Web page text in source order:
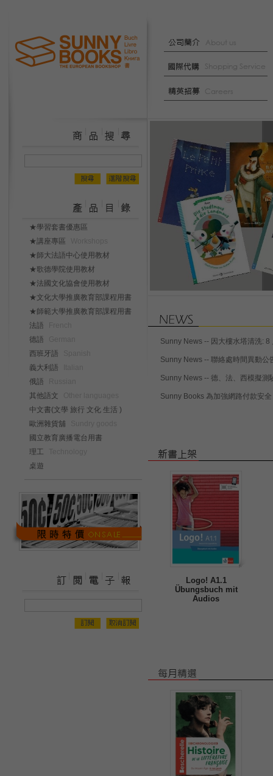
★學習套書優惠區
★講座專區
★師大法語中心使用教材
★歌德學院使用教材
★法國文化協會使用教材
★文化大學推廣教育部課程用書
★師範大學推廣教育部課程用書
法語
德語
西班牙語
義大利語
俄語
其他語文
中文書(文學 旅行 文化 生活 )
歐洲雜貨舖
國立教育廣播電台用書
理工
桌遊
Sunny News -- 因大樓水塔清洗:
Sunny News -- 聯絡處時間異動公
Sunny News -- 德、法、西模擬
Sunny Books 為加強網路付款安
Logo! A1.1
Übungsbuch mit
Audios